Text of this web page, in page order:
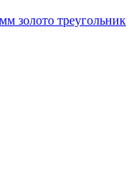
золото треугольник